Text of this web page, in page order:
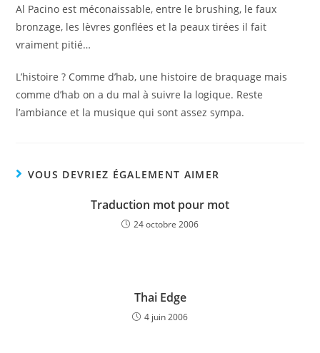
Al Pacino est méconaissable, entre le brushing, le faux
bronzage, les lèvres gonflées et la peaux tirées il fait
vraiment pitié…
L’histoire ? Comme d’hab, une histoire de braquage mais
comme d’hab on a du mal à suivre la logique. Reste
l’ambiance et la musique qui sont assez sympa.
VOUS DEVRIEZ ÉGALEMENT AIMER
Traduction mot pour mot
24 octobre 2006
Thai Edge
4 juin 2006